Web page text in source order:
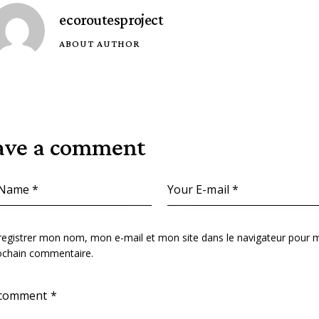
ecoroutesproject
ABOUT AUTHOR
a comment
mon nom, mon e-mail et mon site dans le navigateur pour
commentaire.